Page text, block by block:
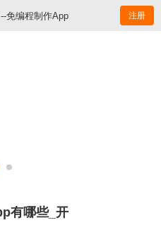
--免编程制作App 注册
有哪些_开